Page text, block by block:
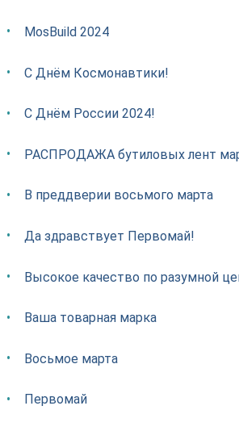
MosBuild 2024
С Днём Космонавтики!
С Днём России 2024!
РАСПРОДАЖА бутиловых лент
В преддверии восьмого марта
Да здравствует Первомай!
Высокое качество по разумной
Ваша товарная марка
Восьмое марта
Первомай